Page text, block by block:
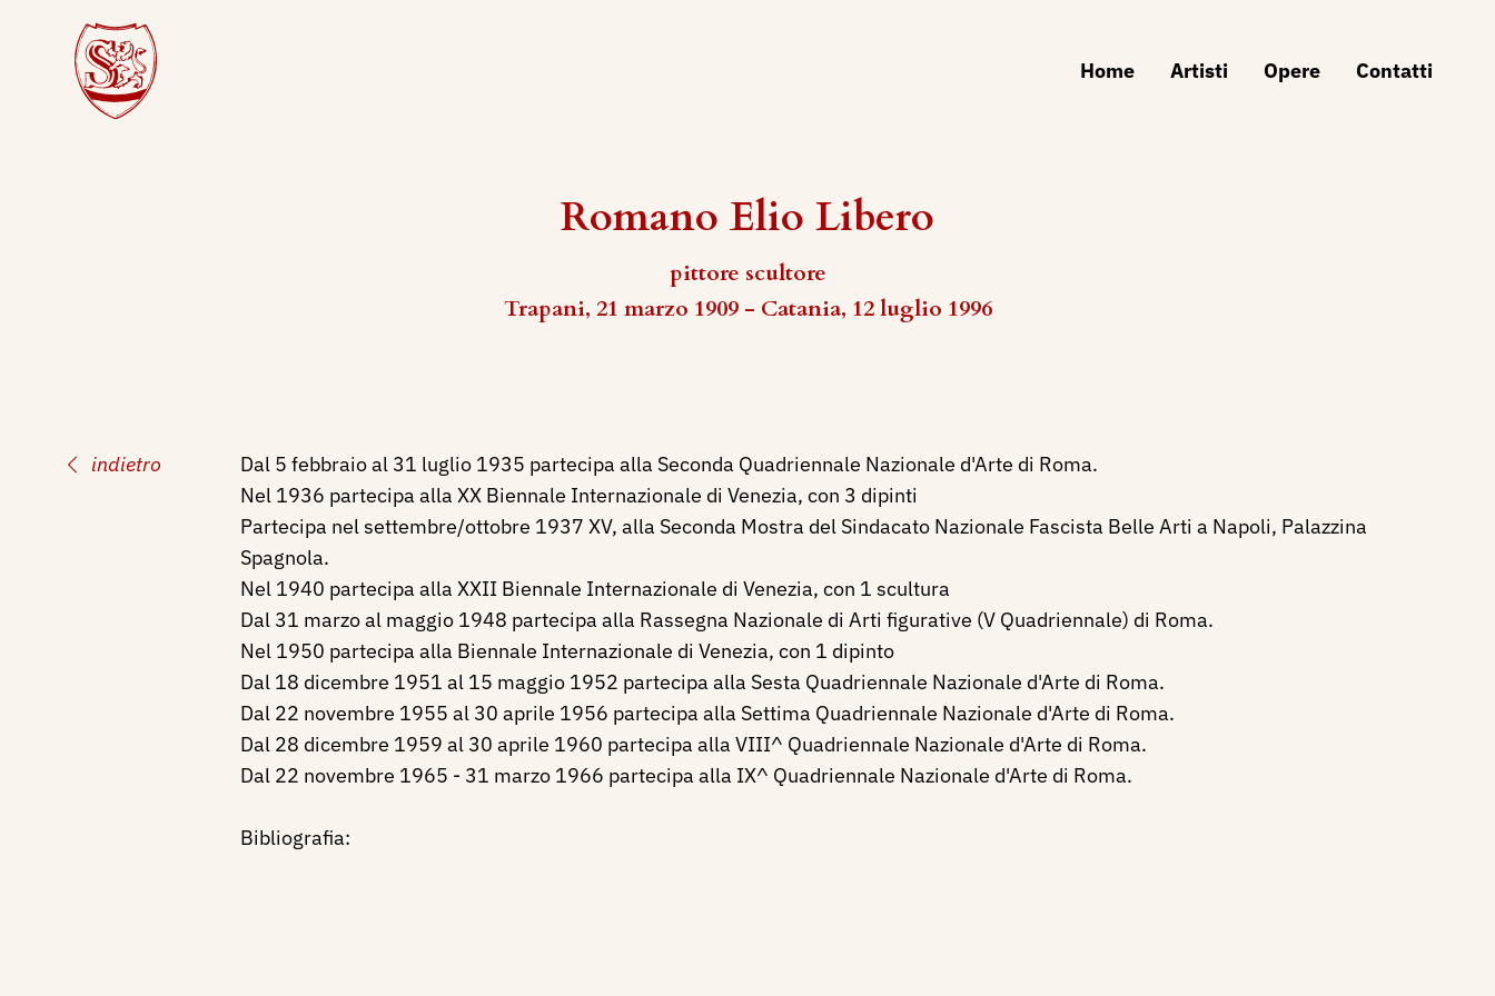
Home Artisti Opere Contatti
Romano Elio Libero
pittore scultore
Trapani, 21 marzo 1909 - Catania, 12 luglio 1996
indietro
Dal 5 febbraio al 31 luglio 1935 partecipa alla Seconda Quadriennale Nazionale d'Arte di Roma.
Nel 1936 partecipa alla XX Biennale Internazionale di Venezia, con 3 dipinti
Partecipa nel settembre/ottobre 1937 XV, alla Seconda Mostra del Sindacato Nazionale Fascista Belle Arti a Napoli, Palazzina
Spagnola.
Nel 1940 partecipa alla XXII Biennale Internazionale di Venezia, con 1 scultura
Dal 31 marzo al maggio 1948 partecipa alla Rassegna Nazionale di Arti figurative (V Quadriennale) di Roma.
Nel 1950 partecipa alla Biennale Internazionale di Venezia, con 1 dipinto
Dal 18 dicembre 1951 al 15 maggio 1952 partecipa alla Sesta Quadriennale Nazionale d'Arte di Roma.
Dal 22 novembre 1955 al 30 aprile 1956 partecipa alla Settima Quadriennale Nazionale d'Arte di Roma.
Dal 28 dicembre 1959 al 30 aprile 1960 partecipa alla VIII^ Quadriennale Nazionale d'Arte di Roma.
Dal 22 novembre 1965 - 31 marzo 1966 partecipa alla IX^ Quadriennale Nazionale d'Arte di Roma.
Bibliografia: